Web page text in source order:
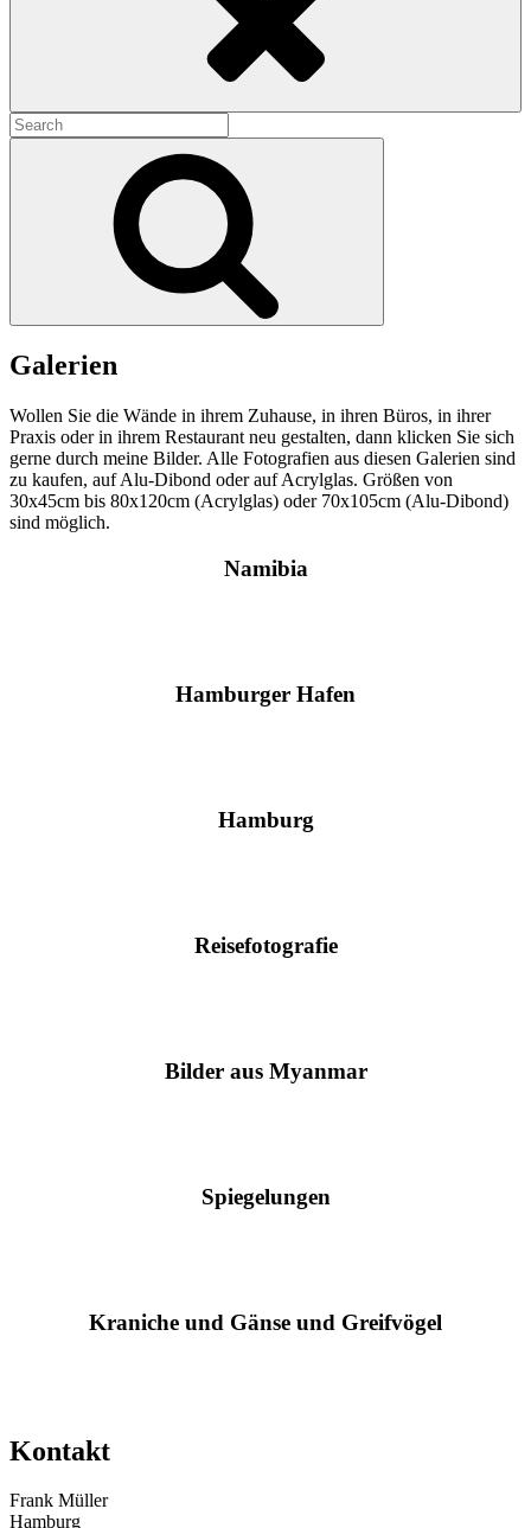
Search
for:
Galerien
Wollen Sie die Wände in ihrem Zuhause, in ihren Büros, in ihrer
Praxis oder in ihrem Restaurant neu gestalten, dann klicken Sie sich
gerne durch meine Bilder. Alle Fotografien aus diesen Galerien sind
zu kaufen, auf Alu-Dibond oder auf Acrylglas. Größen von
30x45cm bis 80x120cm (Acrylglas) oder 70x105cm (Alu-Dibond)
sind möglich.
Namibia
Hamburger Hafen
Hamburg
Reisefotografie
Bilder aus Myanmar
Spiegelungen
Kraniche und Gänse und Greifvögel
Kontakt
Frank Müller
Hamburg